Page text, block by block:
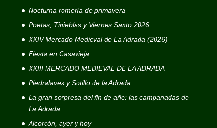
Nocturna romería de primavera
Poetas, Tinieblas y Viernes Santo 2026
XXIV Mercado Medieval de La Adrada (2026)
Fiesta en Casavieja
XXIII MERCADO MEDIEVAL DE LA ADRADA
Piedralaves y Sotillo de la Adrada
La gran sorpresa del fin de año: las campanadas de
La Adrada
Alcorcón, ayer y hoy